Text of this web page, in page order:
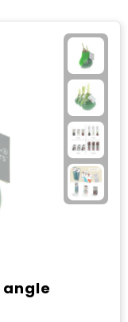
angle